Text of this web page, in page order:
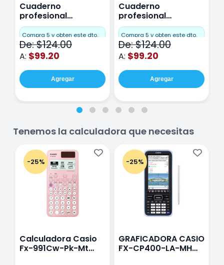
Cuaderno
profesional
Miquelrius Emotions
Cuadro Chico 80
hojas Rosa
Compra 5 y obten este dto.
De: $124.00
A: $99.20
Agregar
Cuaderno
profesional
Miquelrius Emotions
raya 80 hojas
Purpura
Compra 5 y obten este dto.
De: $124.00
A: $99.20
Agregar
Tenemos la calculadora que necesitas
-25%
Calculadora Casio
Fx-991Cw-Pk-Mt
-25%
GRAFICADORA CASIO
FX-CP400-LA-MH